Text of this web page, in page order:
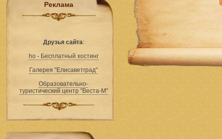
Реклама
Друзья сайта:
ho - Бесплатный хостинг
Галерея "Елисаветград"
Образовательно-
туристический центр "Веста-М"